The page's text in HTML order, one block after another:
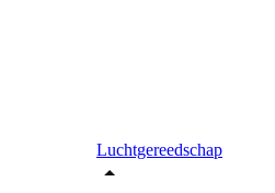
Luchtgereedschap